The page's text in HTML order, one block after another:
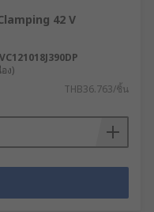
42 V
VC121018J390DP
ง)
THB36.763/ชิ้น